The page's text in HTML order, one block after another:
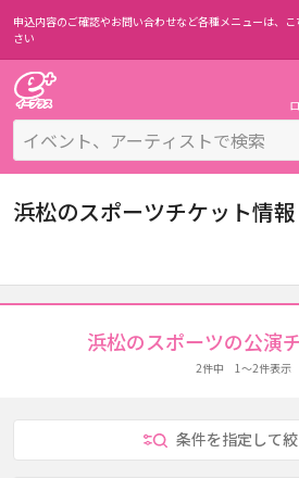
申込内容のご確認やお問い合わせなど各種メニューは、
さい
浜松のスポーツチケット情報
浜松のスポーツの公演
2件中 1～2件表示
条件を指定して